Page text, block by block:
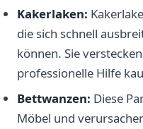
Kakerlaken:
die sich schnell
können. Sie
professionelle Hilfe
Bettwanzen: Diese
Möbel und